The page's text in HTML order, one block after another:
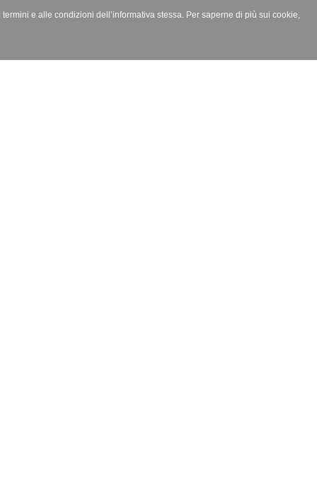
e alle condizioni dell’informativa stessa. Per saperne di più sui cookie,